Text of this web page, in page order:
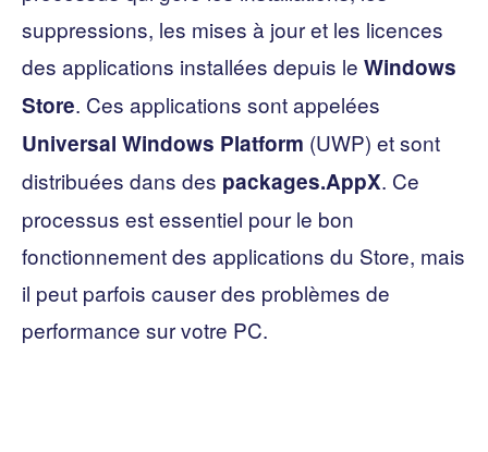
suppressions, les mises à jour et les licences
des applications installées depuis le Windows
Store. Ces applications sont appelées
Universal Windows Platform (UWP) et sont
distribuées dans des packages.AppX. Ce
processus est essentiel pour le bon
fonctionnement des applications du Store, mais
il peut parfois causer des problèmes de
performance sur votre PC.